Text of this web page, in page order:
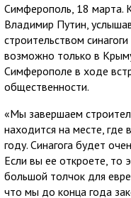
Симферополь, 18 марта.
Владимир Путин,
строительством
возможно только в
Симферополе в ходе
общественности.
«Мы завершаем
находится на месте, где
году. Синагога будет
Если вы ее откроете, то
большой толчок для
что мы до конца года